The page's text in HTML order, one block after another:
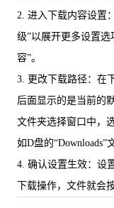
2. 进入下载内容设置
级”以展开更多设置
容”。
3. 更改下载路径：在
后面显示的是当前的
文件夹选择窗口中，
如D盘的“Downloads”
4. 确认设置生效：设
下载操作，文件就会